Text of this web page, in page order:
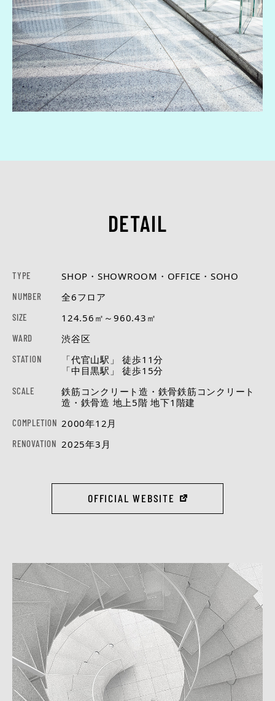
DETAIL
TYPE SHOP・SHOWROOM・OFFICE・SOHO
NUMBER 全6フロア
SIZE 124.56㎡～960.43㎡
WARD 渋谷区
STATION
「代官山駅」 徒歩11分
「中目黒駅」 徒歩15分
SCALE
鉄筋コンクリート造・鉄骨鉄筋コンクリート
造・鉄骨造 地上5階 地下1階建
COMPLETION 2000年12月
RENOVATION 2025年3月
OFFICIAL WEBSITE